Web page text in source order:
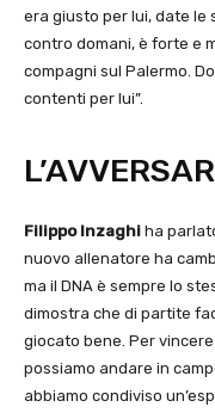
era giusto per lui, date le
contro domani, è forte e
compagni sul Palermo.
contenti per lui”.
Filippo Inzaghi ha
nuovo allenatore ha
ma il DNA è sempre lo
dimostra che di partite
giocato bene. Per
possiamo andare in
abbiamo condiviso